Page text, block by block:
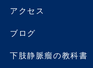
アクセス
ブログ
下肢静脈瘤の教科書